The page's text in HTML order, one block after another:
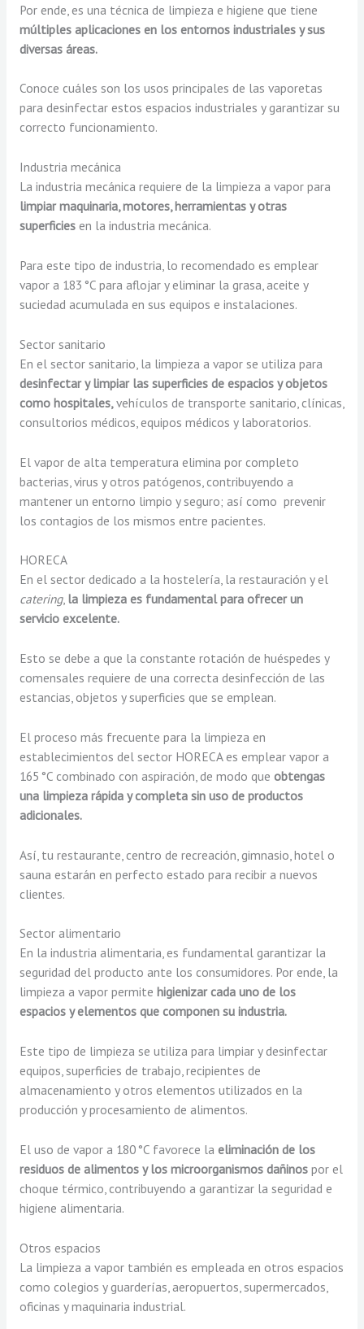
Por ende, es una técnica de limpieza e higiene que tiene
múltiples aplicaciones en los entornos industriales y sus
diversas áreas.
Conoce cuáles son los usos principales de las vaporetas
para desinfectar estos espacios industriales y garantizar su
correcto funcionamiento.
Industria mecánica
La industria mecánica requiere de la limpieza a vapor para
limpiar maquinaria, motores, herramientas y otras
superficiesen la industria mecánica.
Para este tipo de industria, lo recomendado es emplear
vapor a 183 °C para aflojar y eliminar la grasa, aceite y
suciedad acumulada en sus equipos e instalaciones.
Sector sanitario
En el sector sanitario, la limpieza a vapor se utiliza para
desinfectar y limpiar las superficies de espacios y objetos
como hospitales,vehículos de transporte sanitario, clínicas,
consultorios médicos, equipos médicos y laboratorios.
El vapor de alta temperatura elimina por completo
bacterias, virus y otros patógenos, contribuyendo a
mantener un entorno limpio y seguro; así como prevenir
los contagios de los mismos entre pacientes.
HORECA
En el sector dedicado a la hostelería, la restauración y el
catering, la limpieza es fundamental para ofrecer un
servicio excelente.
Esto se debe a que la constante rotación de huéspedes y
comensales requiere de una correcta desinfección de las
estancias, objetos y superficies que se emplean.
El proceso más frecuente para la limpieza en
establecimientos del sector HORECA es emplear vapor a
165 °C combinado con aspiración, de modo que obtengas
una limpieza rápida y completa sin uso de productos
adicionales.
Así, tu restaurante, centro de recreación, gimnasio, hotel o
sauna estarán en perfecto estado para recibir a nuevos
clientes.
Sector alimentario
En la industria alimentaria, es fundamental garantizar la
seguridad del producto ante los consumidores. Por ende, la
limpieza a vapor permite higienizar cada uno de los
espacios y elementos que componen su industria.
Este tipo de limpieza se utiliza para limpiar y desinfectar
equipos, superficies de trabajo, recipientes de
almacenamiento y otros elementos utilizados en la
producción y procesamiento de alimentos.
El uso de vapor a 180 °C favorece la eliminación de los
residuos de alimentos y los microorganismos dañinospor el
choque térmico, contribuyendo a garantizar la seguridad e
higiene alimentaria.
Otros espacios
La limpieza a vapor también es empleada en otros espacios
como colegios y guarderías, aeropuertos, supermercados,
oficinas y maquinaria industrial.